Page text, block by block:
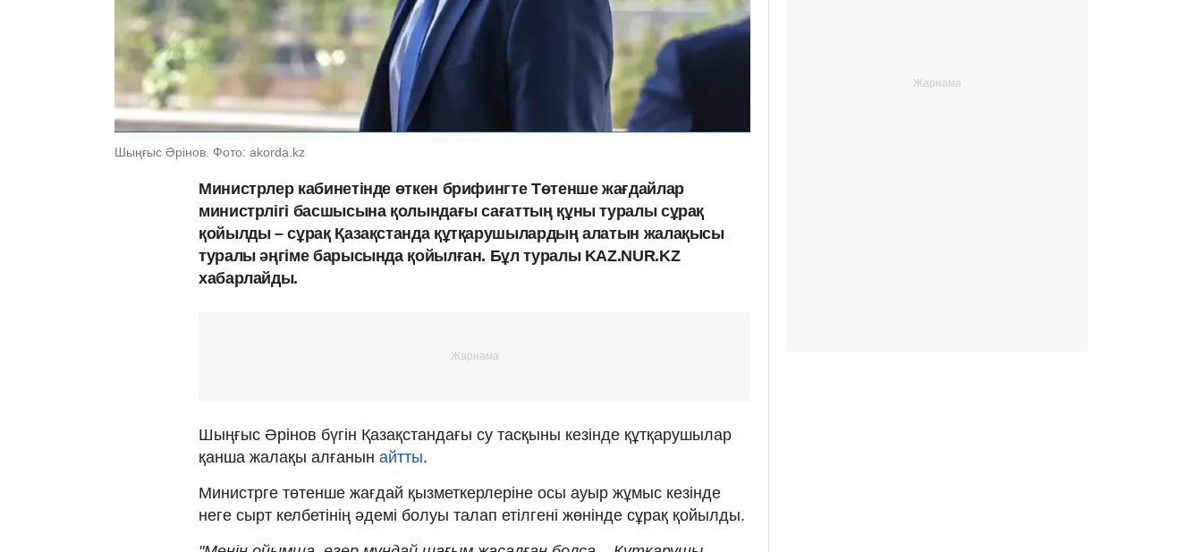
Шыңғыс Әрінов. Фото: akorda.kz
Министрлер кабинетінде өткен брифингте Төтенше жағдайлар
министрлігі басшысына қолындағы сағаттың құны туралы сұрақ
қойылды – сұрақ Қазақстанда құтқарушылардың алатын жалақысы
туралы әңгіме барысында қойылған. Бұл туралы KAZ.NUR.KZ
хабарлайды.
Шыңғыс Әрінов бүгін Қазақстандағы су тасқыны кезінде құтқарушылар
қанша жалақы алғанын айтты.
Министрге төтенше жағдай қызметкерлеріне осы ауыр жұмыс кезінде
неге сырт келбетінің әдемі болуы талап етілгені жөнінде сұрақ қойылды.